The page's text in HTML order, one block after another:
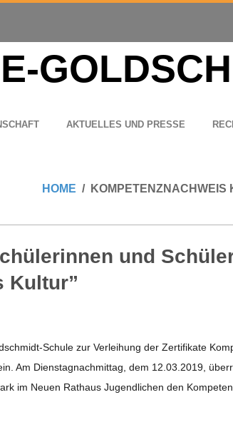
AKTU­EL­LES UND PRESSE
HOME KOMPETENZNACHWEIS
und
Kultur”
Schule zur Ver­lei­hung der Zer­ti­fi­kate
Am Diens­tag­nach­mit­tag, dem 12.03.2019,
im Neuen Rat­haus Jugend­li­chen den